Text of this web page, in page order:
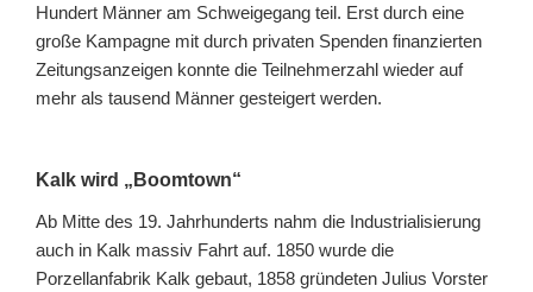
Hundert Männer am Schweigegang teil. Erst durch eine
große Kampagne mit durch privaten Spenden finanzierten
Zeitungsanzeigen konnte die Teilnehmerzahl wieder auf
mehr als tausend Männer gesteigert werden.
Kalk wird „Boomtown“
Ab Mitte des 19. Jahrhunderts nahm die Industrialisierung
auch in Kalk massiv Fahrt auf. 1850 wurde die
Porzellanfabrik Kalk gebaut, 1858 gründeten Julius Vorster